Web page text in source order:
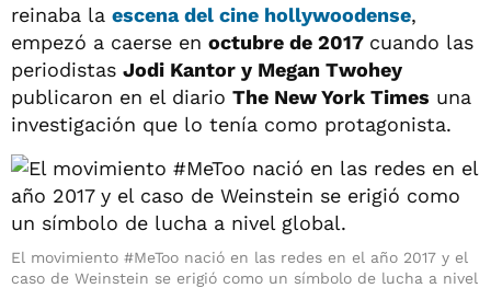
reinaba la escena del cine hollywoodense,
empezó a caerse en octubre de 2017 cuando las
periodistas Jodi Kantor y Megan Twohey
publicaron en el diario The New York Times una
investigación que lo tenía como protagonista.
El movimiento #MeToo nació en las redes en el año 2017 y el
caso de Weinstein se erigió como un símbolo de lucha a nivel